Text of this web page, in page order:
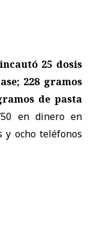
25 dosis
228 gramos
de pasta
en dinero en
y ocho teléfonos